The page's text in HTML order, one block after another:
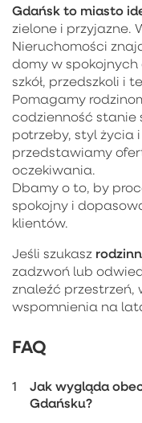
Gdańsk to miasto
zielone i przyjazne.
Nieruchomości
domy w
szkół, przedszkoli i
Pomagamy
codzienność stanie
potrzeby, styl życia
przedstawiamy
oczekiwania.
Dbamy o to, by
spokojny i
klientów.
Jeśli szukasz
zadzwoń lub
znaleźć przestrzeń,
wspomnienia na
FAQ
Jak wygląda
Gdańsku?